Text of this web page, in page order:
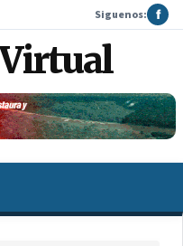
Siguenos: f